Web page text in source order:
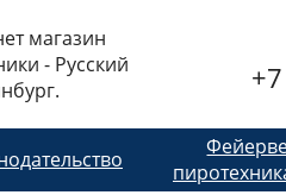
магазин
- Русский